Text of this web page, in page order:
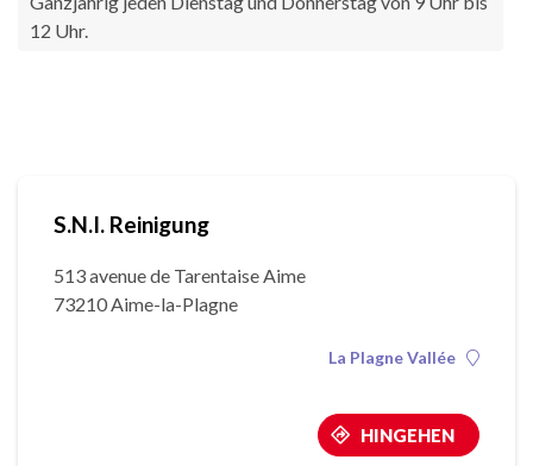
12 Uhr.
S.N.I. Reinigung
513 avenue de Tarentaise Aime
73210 Aime-la-Plagne
La Plagne Vallée
HINGEHEN